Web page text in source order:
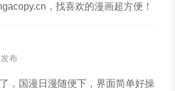
，找喜欢的漫画超方便！
布
，国漫日漫随便下，界面简单好操